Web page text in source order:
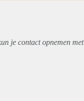
je contact opnemen met